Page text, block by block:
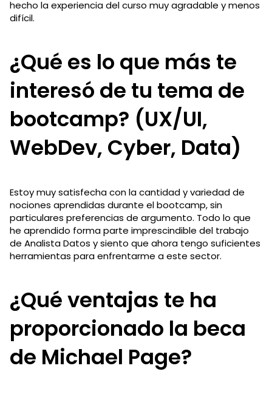
hecho la experiencia del curso muy agradable y menos
difícil.
¿Qué es lo que más te
interesó de tu tema de
bootcamp? (UX/UI,
WebDev, Cyber, Data)
Estoy muy satisfecha con la cantidad y variedad de
nociones aprendidas durante el bootcamp, sin
particulares preferencias de argumento. Todo lo que
he aprendido forma parte imprescindible del trabajo
de Analista Datos y siento que ahora tengo suficientes
herramientas para enfrentarme a este sector.
¿Qué ventajas te ha
proporcionado la beca
de Michael Page?